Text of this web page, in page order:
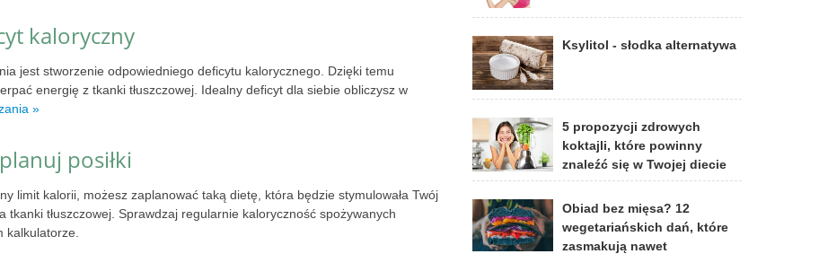
kaloryczny
jest stworzenie odpowiedniego deficytu kalorycznego. Dzięki temu
energię z tkanki tłuszczowej. Idealny deficyt dla siebie obliczysz w
»
posiłki
limit kalorii, możesz zaplanować taką dietę, która będzie stymulowała Twój
tkanki tłuszczowej. Sprawdzaj regularnie kaloryczność spożywanych
kalkulatorze.
Ksylitol - słodka alternatywa
5 propozycji zdrowych
koktajli, które powinny
znaleźć się w Twojej diecie
Obiad bez mięsa? 12
wegetariańskich dań, które
zasmakują nawet